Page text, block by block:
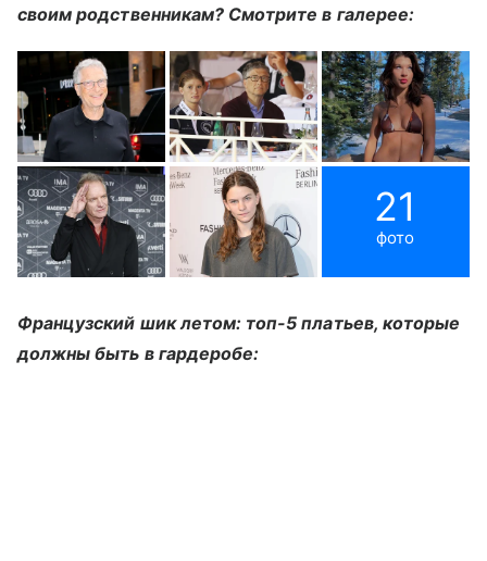
своим родственникам? Смотрите в галерее:
21
фото
Французский шик летом: топ-5 платьев, которые
должны быть в гардеробе: